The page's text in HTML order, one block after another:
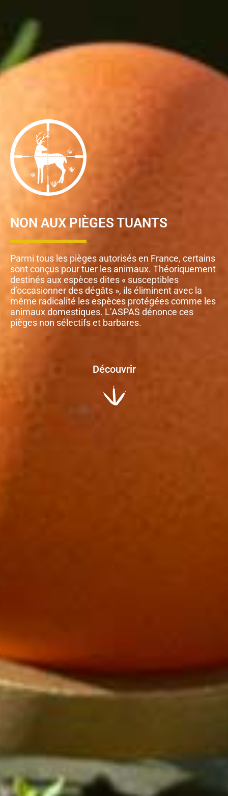
NON AUX PIÈGES TUANTS
Parmi tous les pièges autorisés en France, certains
sont conçus pour tuer les animaux. Théoriquement
destinés aux espèces dites « susceptibles
d’occasionner des dégâts », ils éliminent avec la
même radicalité les espèces protégées comme les
animaux domestiques. L’ASPAS dénonce ces
pièges non sélectifs et barbares.
Découvrir